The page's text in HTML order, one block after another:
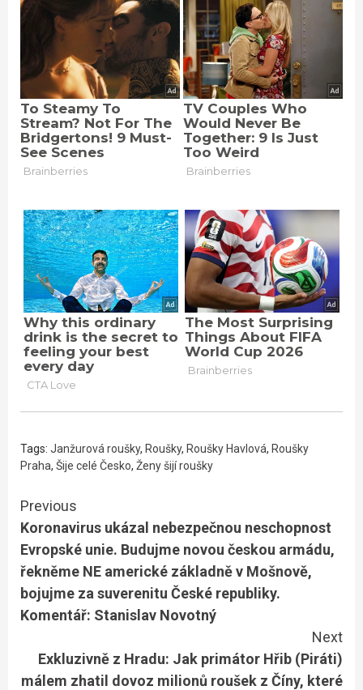
Tags: Janžurová roušky, Roušky, Roušky Havlová, Roušky
Praha, Šije celé Česko, Ženy šijí roušky
Continue
Reading
Previous
Koronavirus ukázal nebezpečnou neschopnost
Evropské unie. Budujme novou českou armádu,
řekněme NE americké základně v Mošnově,
bojujme za suverenitu České republiky.
Komentář: Stanislav Novotný
Next
Exkluzivně z Hradu: Jak primátor Hřib (Piráti)
málem zhatil dovoz milionů roušek z Číny, které